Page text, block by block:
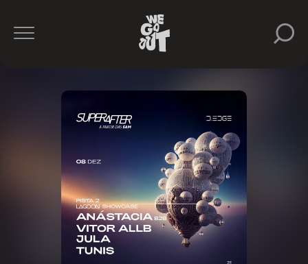
https://www.instagram.com/dedgesp/